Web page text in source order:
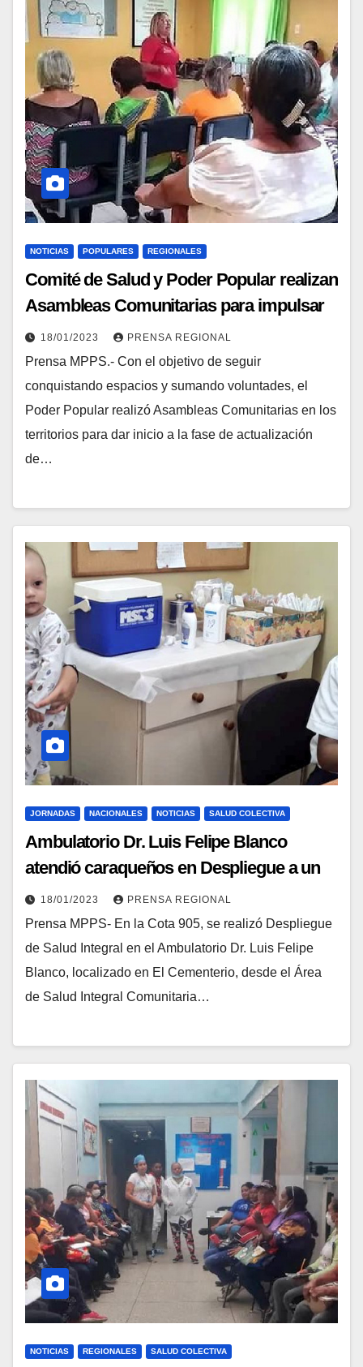
NOTICIAS POPULARES REGIONALES
Comité de Salud y Poder Popular realizan
Asambleas Comunitarias para impulsar
plan de actualización en las ASIC
18/01/2023 PRENSA REGIONAL
Prensa MPPS.- Con el objetivo de seguir
conquistando espacios y sumando voluntades, el
Poder Popular realizó Asambleas Comunitarias en los
territorios para dar inicio a la fase de actualización
de…
JORNADAS NACIONALES NOTICIAS SALUD COLECTIVA
Ambulatorio Dr. Luis Felipe Blanco
atendió caraqueños en Despliegue a un
mes de su reinauguración
18/01/2023 PRENSA REGIONAL
Prensa MPPS- En la Cota 905, se realizó Despliegue
de Salud Integral en el Ambulatorio Dr. Luis Felipe
Blanco, localizado en El Cementerio, desde el Área
de Salud Integral Comunitaria…
NOTICIAS REGIONALES SALUD COLECTIVA